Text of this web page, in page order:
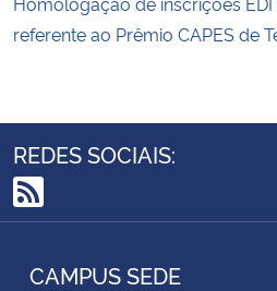
referente ao Prêmio CAPES de
REDES SOCIAIS:
RSS
CAMPUS SEDE